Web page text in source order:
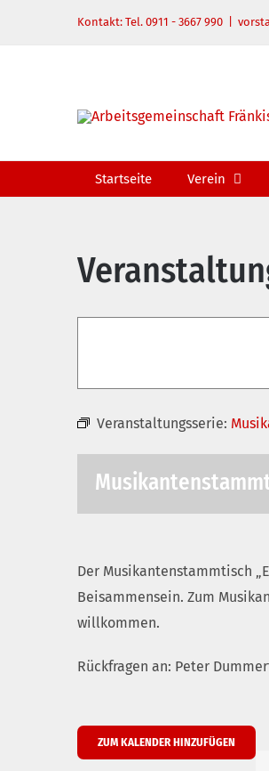
Kontakt: Tel. 0911 - 3667 990
Startseite Verein
Veranstaltungsserie:
Der Musikantenstammtisch
Beisammensein. Zum
willkommen.
Rückfragen an: Peter
ZUM KALENDER HINZUFÜGEN